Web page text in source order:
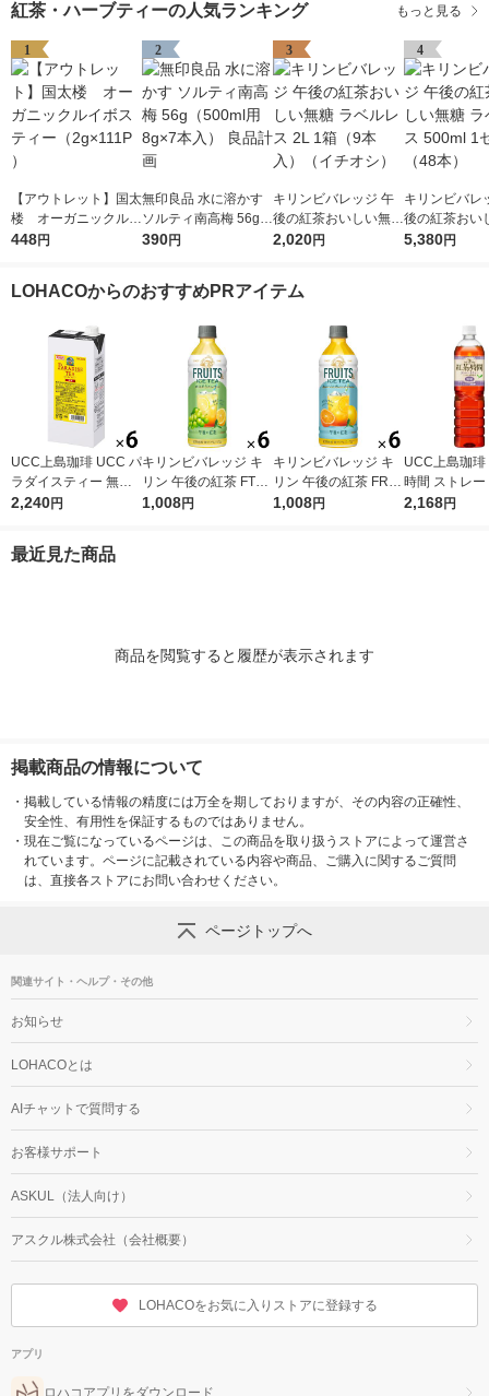
紅茶・ハーブティーの人気ランキング もっと見る
1
【アウトレット】国太
楼 オーガニックルイ
ボスティー（2g×111P
448円
2
無印良品 水に溶かす
ソルティ南高梅 56g
（500ml用8g×7本
390円
3
キリンビバレッジ 午
後の紅茶おいしい無糖
ラベルレス 2L 1箱（9
2,020円
4
キリンビバレ
後の紅茶おい
ラベルレス
5,380円
LOHACOからのおすすめPRアイテム
UCC上島珈琲 UCC パ
ラダイスティー 無糖
1000ml 1箱（6本入）
2,240円
キリンビバレッジ キ
リン 午後の紅茶 FTUI
TS ＆ ICE TEA （フ
1,008円
キリンビバレッジ キ
リン 午後の紅茶 FRUI
TS ＆ ICE TEA （フ
1,008円
UCC上島珈琲
時間 ストレー
ー 無糖
2,168円
最近見た商品
商品を閲覧すると履歴が表示されます
掲載商品の情報について
・ 掲載している情報の精度には万全を期しておりますが、その内容の正確性、
安全性、有用性を保証するものではありません。
・ 現在ご覧になっているページは、この商品を取り扱うストアによって運営さ
れています。ページに記載されている内容や商品、ご購入に関するご質問
は、直接各ストアにお問い合わせください。
ページトップへ
関連サイト・ヘルプ・その他
お知らせ
LOHACOとは
AIチャットで質問する
お客様サポート
ASKUL（法人向け）
アスクル株式会社（会社概要）
LOHACOをお気に入りストアに登録する
アプリ
ロハコアプリをダウンロード